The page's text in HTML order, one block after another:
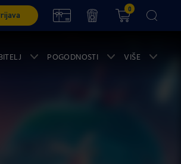
0
POGODNOSTI VIŠE